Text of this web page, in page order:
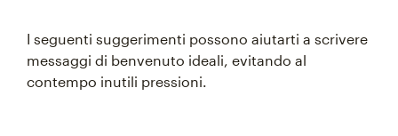
I seguenti suggerimenti possono aiutarti a scrivere
messaggi di benvenuto ideali, evitando al
contempo inutili pressioni.